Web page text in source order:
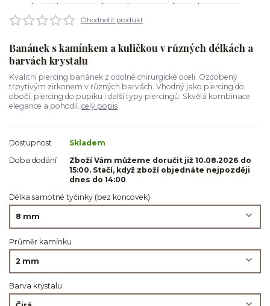
Ohodnotit produkt
Banánek s kamínkem a kuličkou v různých délkách a
barvách krystalu
Kvalitní piercing banánek z odolné chirurgické oceli. Ozdobený
třpytivým zirkonem v různých barvách. Vhodný jako piercing do
obočí, piercing do pupíku i další typy piercingů. Skvělá kombinace
elegance a pohodlí. celý popis
Dostupnost
Skladem
Doba dodání
Zboží Vám můžeme doručit již 10.08.2026 do
15:00. Stačí, když zboží objednáte nejpozději
dnes do 14:00
Délka samotné tyčinky (bez koncovek)
Průměr kamínku
Barva krystalu